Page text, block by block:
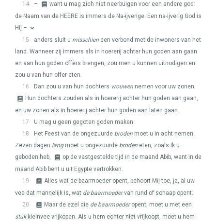
14
–
want u mag zich niet neerbuigen voor een andere god:
de Naam van de HEERE is immers de Na-ijverige. Een na-ijverig God is
Hij –
15
anders sluit u misschien een verbond met de inwoners van het
land. Wanneer zij immers als in hoererij achter hun goden aan gaan
en aan hun goden offers brengen, zou men u kunnen uitnodigen en
zou u van hun offer eten.
16
Dan zou u van hun dochters vrouwen nemen voor uw zonen.
Hun dochters zouden als in hoererij achter hun goden aan gaan,
en uw zonen als in hoererij achter hun goden aan laten gaan.
17
U mag u geen gegoten goden maken.
18
Het Feest van de ongezuurde broden moet u in acht nemen.
Zeven dagen langmoet u ongezuurde broden eten, zoals Ik u
geboden heb,
op de vastgestelde tijd in de maand Abib, want in de
maand Abib bent u uit Egypte vertrokken.
19
Alles wat de baarmoeder opent, behoort Mij toe, ja, al uw
vee dat mannelijk is, wat de baarmoedervan rund of schaap opent.
20
Maar de ezel die de baarmoederopent, moet u met een
stukkleinvee vrijkopen. Als u hem echter niet vrijkoopt, moet u hem